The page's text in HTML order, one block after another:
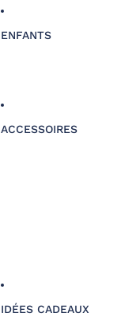
ENFANTS
ACCESSOIRES
IDÉES CADEAUX